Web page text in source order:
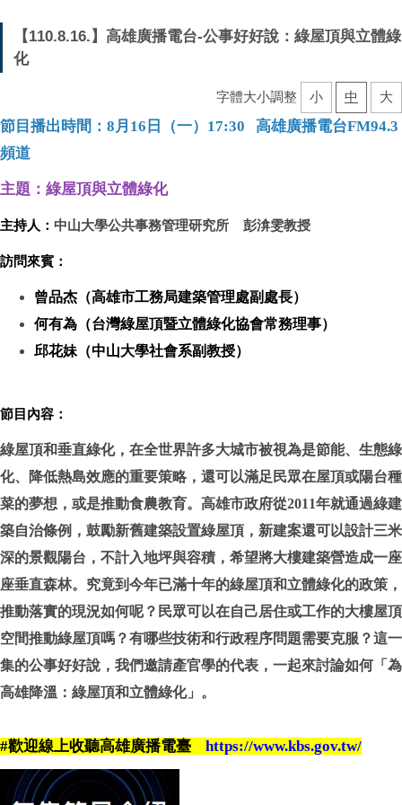
【110.8.16.】高雄廣播電台-公事好好說：綠屋頂與立體綠
化
字體大小調整 小 中 大
節目播出時間： 8月 16 日（一） 17:30
高雄廣播電台FM94.3
頻道
主題： 綠屋頂與立體綠化
主持人： 中山大學公共事務管理研究所 彭渰雯教授
訪問來賓：
曾品杰（高雄市工務局建築管理處副處長）
何有為（台灣綠屋頂暨立體綠化協會常務理事）
邱花妹（中山大學社會系副教授）
節目內容：
綠屋頂和垂直綠化，在全世界許多大城市被視為是節能、生態綠
化、降低熱島效應的重要策略，還可以滿足民眾在屋頂或陽台種
菜的夢想，或是推動食農教育。高雄市政府從2011年就通過綠建
築自治條例，鼓勵新舊建築設置綠屋頂，新建案還可以設計三米
深的景觀陽台，不計入地坪與容積，希望將大樓建築營造成一座
座垂直森林。究竟到今年已滿十年的綠屋頂和立體綠化的政策，
推動落實的現況如何呢？民眾可以在自己居住或工作的大樓屋頂
空間推動綠屋頂嗎？有哪些技術和行政程序問題需要克服？這一
集的公事好好說，我們邀請產官學的代表，一起來討論如何「為
高雄降溫：綠屋頂和立體綠化」。
#歡迎線上收聽高雄廣播電臺 https://www.kbs.gov.tw/